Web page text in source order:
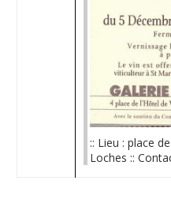
:: Lieu : place
Loches ::